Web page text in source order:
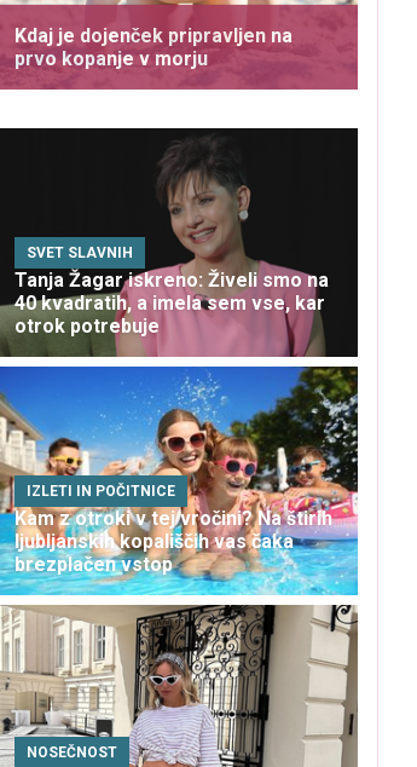
Kdaj je dojenček pripravljen na
prvo kopanje v morju
SVET SLAVNIH
Tanja Žagar iskreno: Živeli smo na
40 kvadratih, a imela sem vse, kar
otrok potrebuje
IZLETI IN POČITNICE
Kam z otroki v tej vročini? Na štirih
ljubljanskih kopališčih vas čaka
brezplačen vstop
NOSEČNOST